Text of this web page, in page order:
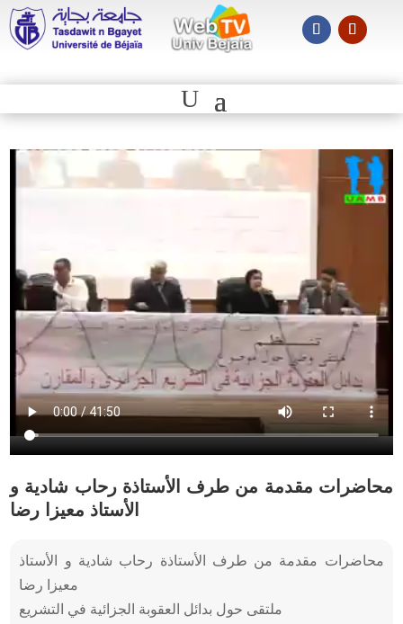
محاضرات مقدمة من طرف الأستاذة رحاب شادية و
الأستاذ معيزا رضا
محاضرات مقدمة من طرف الأستاذة رحاب شادية و الأستاذ
معيزا رضا
ملتقى حول بدائل العقوبة الجزائية في التشريع